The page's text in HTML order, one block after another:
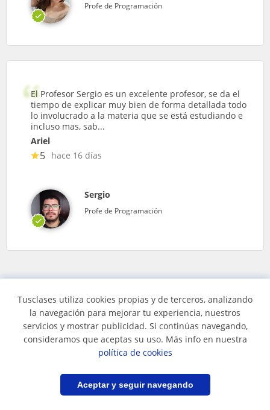
Guardar búsqueda
Profe de Programación
El Profesor Sergio es un excelente profesor, se da el
tiempo de explicar muy bien de forma detallada todo
lo involucrado a la materia que se está estudiando e
incluso mas, sab...
Ariel
5 hace 16 días
Sergio
Profe de Programación
Clases de css en...
Bucaramanga
Tusclases utiliza cookies propias y de terceros, analizando
la navegación para mejorar tu experiencia, nuestros
servicios y mostrar publicidad. Si continúas navegando,
consideramos que aceptas su uso. Más info en nuestra
política de cookies
Aceptar y seguir navegando